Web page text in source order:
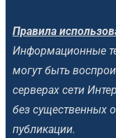
Правила
Информационные
могут быть
серверах сети
без существенных
публикации.